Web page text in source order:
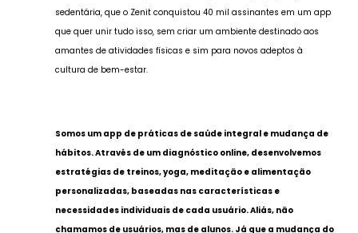
sedentária, que o Zenit conquistou 40 mil assinantes em um app
que quer unir tudo isso, sem criar um ambiente destinado aos
amantes de atividades físicas e sim para novos adeptos à
cultura de bem-estar.
Somos um app de práticas de saúde integral e mudança de
hábitos. Através de um diagnóstico online, desenvolvemos
estratégias de treinos, yoga, meditação e alimentação
personalizadas, baseadas nas características e
necessidades individuais de cada usuário. Aliás, não
chamamos de usuários, mas de alunos. Já que a mudança do